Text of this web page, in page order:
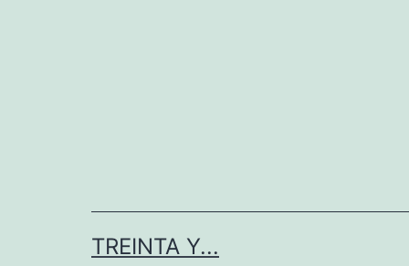
TREINTA Y...